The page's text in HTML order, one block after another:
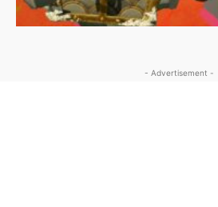
- Advertisement -